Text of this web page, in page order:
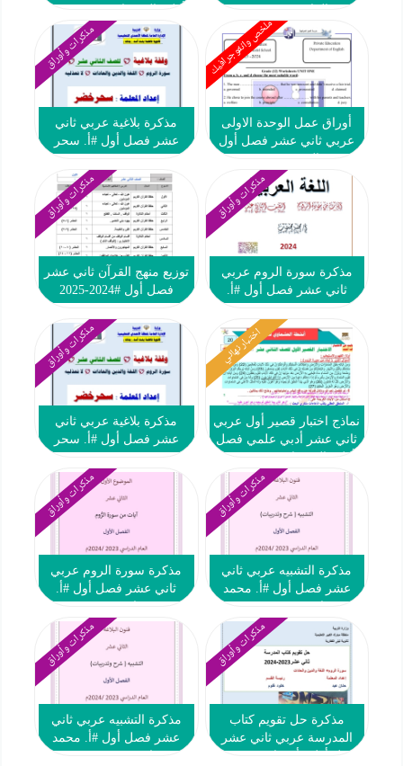
ملخص وانفوجرافيك
أوراق عمل الوحدة الاولى
عربي ثاني عشر فصل أول
مذكرات وأوراق
مذكرة بلاغية عربي ثاني
عشر فصل أول #أ. سحر
مذكرات وأوراق
مذكرة سورة الروم عربي
ثاني عشر فصل أول #أ.
مذكرات وأوراق
توزيع منهج القرآن ثاني عشر
فصل أول #2024-2025
اختبار نهائي
نماذج اختبار قصير أول عربي
ثاني عشر أدبي علمي فصل
مذكرات وأوراق
مذكرة بلاغية عربي ثاني
عشر فصل أول #أ. سحر
مذكرات وأوراق
مذكرة التشبيه عربي ثاني
عشر فصل أول #أ. محمد
مذكرات وأوراق
مذكرة سورة الروم عربي
ثاني عشر فصل أول #أ.
مذكرات وأوراق
مذكرة حل تقويم كتاب
المدرسة عربي ثاني عشر
مذكرات وأوراق
مذكرة التشبيه عربي ثاني
عشر فصل أول #أ. محمد